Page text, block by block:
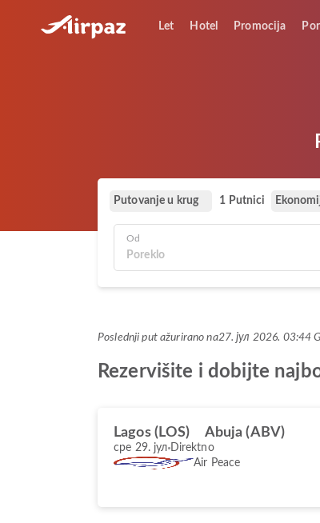
Let Hotel Promocija
Putovanje u krug 1 Putnici
Od
Poslednji put ažurirano na27. јул 2026. 03:44
Rezervišite i dobijte
Lagos (LOS) Abuja (ABV)
сре 29. јул Direktno
Air Peace